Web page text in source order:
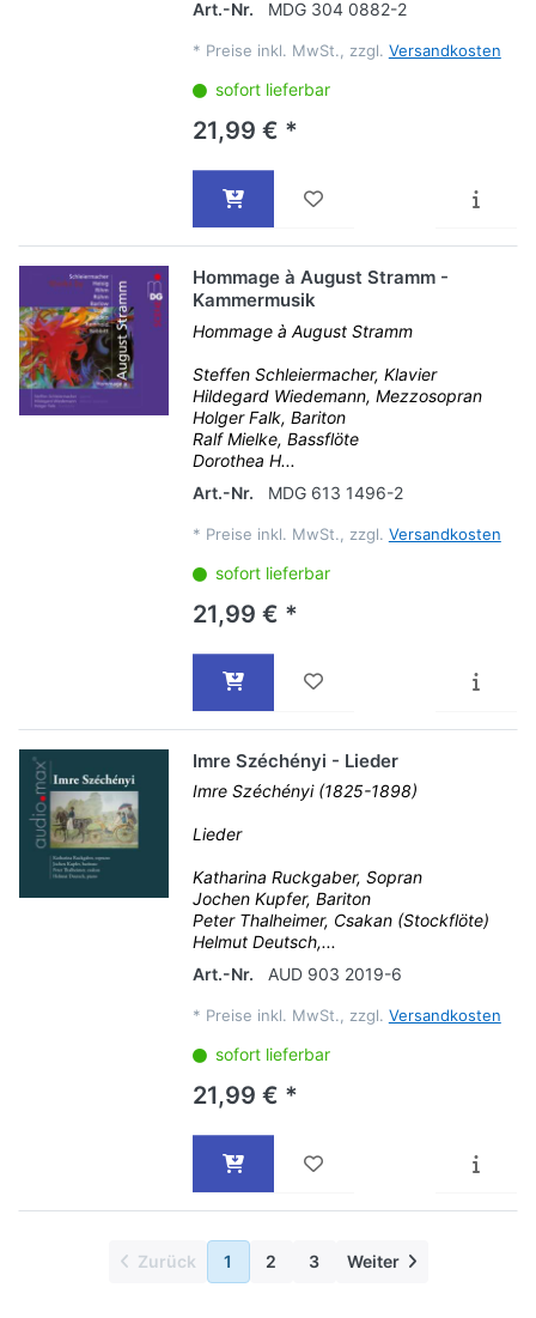
Art.-Nr. MDG 304 0882-2
* Preise inkl. MwSt., zzgl. Versandkosten
sofort lieferbar
21,99 € *
Hommage à August Stramm -
Kammermusik
Hommage à August Stramm
Steffen Schleiermacher, Klavier
Hildegard Wiedemann, Mezzosopran
Holger Falk, Bariton
Ralf Mielke, Bassflöte
Dorothea H...
Art.-Nr.
MDG 613 1496-2
* Preise inkl. MwSt., zzgl. Versandkosten
sofort lieferbar
21,99 € *
Imre Széchényi - Lieder
Imre Széchényi (1825-1898)
Lieder
Katharina Ruckgaber, Sopran
Jochen Kupfer, Bariton
Peter Thalheimer, Csakan (Stockflöte)
Helmut Deutsch,...
Art.-Nr.
AUD 903 2019-6
* Preise inkl. MwSt., zzgl. Versandkosten
sofort lieferbar
21,99 € *
Zurück 1 2 3 Weiter